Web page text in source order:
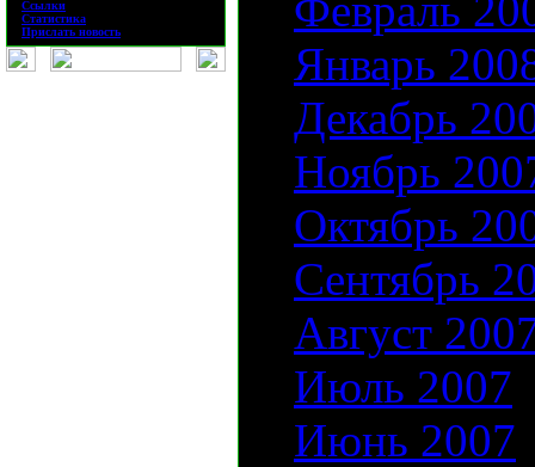
Ссылки
Статистика
Прислать новость
Январь
Декабрь
Ноябрь
Октябрь
Сентябрь
Август
Июль 2007
Июнь 2007